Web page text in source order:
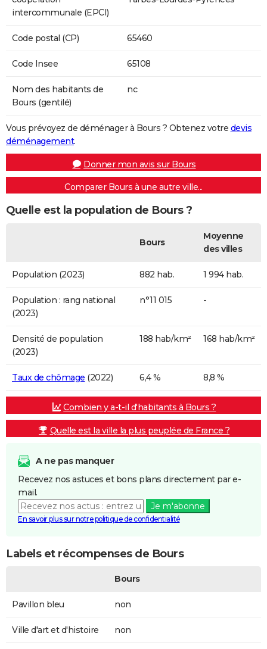
intercommunale (EPCI)
Code postal (CP) 65460
Code Insee 65108
Nom des habitants de
Bours (gentilé)
nc
Vous prévoyez de déménager à Bours ? Obtenez votre devis
déménagement.
Donner mon avis sur Bours
Comparer Bours à une autre ville...
Quelle est la population de Bours ?
Bours
Moyenne
des villes
Population (2023) 882 hab. 1 994 hab.
Population : rang national
(2023)
n°11 015 -
Densité de population
(2023)
188 hab/km² 168 hab/km²
Taux de chômage (2022) 6,4 % 8,8 %
Combien y a-t-il d'habitants à Bours ?
Quelle est la ville la plus peuplée de France ?
A ne pas manquer
Recevez nos astuces et bons plans directement par e-
mail.
Je m'abonne
En savoir plus sur notre politique de confidentialité
Labels et récompenses de Bours
Bours
Pavillon bleu non
Ville d'art et d'histoire non